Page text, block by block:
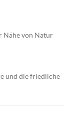
Nähe von Natur
und die friedliche